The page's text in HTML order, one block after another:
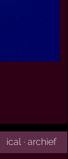
ical· archief